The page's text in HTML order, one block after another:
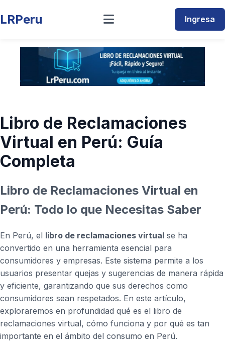
LRPeru Ingresa
Libro de Reclamaciones
Virtual en Perú: Guía
Completa
Libro de Reclamaciones Virtual en
Perú: Todo lo que Necesitas Saber
En Perú, el libro de reclamaciones virtual se ha
convertido en una herramienta esencial para
consumidores y empresas. Este sistema permite a los
usuarios presentar quejas y sugerencias de manera rápida
y eficiente, garantizando que sus derechos como
consumidores sean respetados. En este artículo,
exploraremos en profundidad qué es el libro de
reclamaciones virtual, cómo funciona y por qué es tan
importante en el ámbito del consumo en Perú.